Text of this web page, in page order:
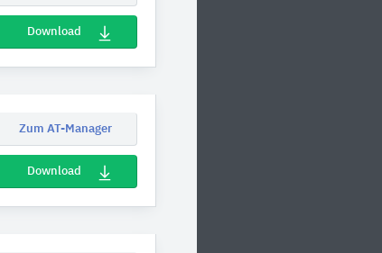
Download
Zum AT-Manager
Download